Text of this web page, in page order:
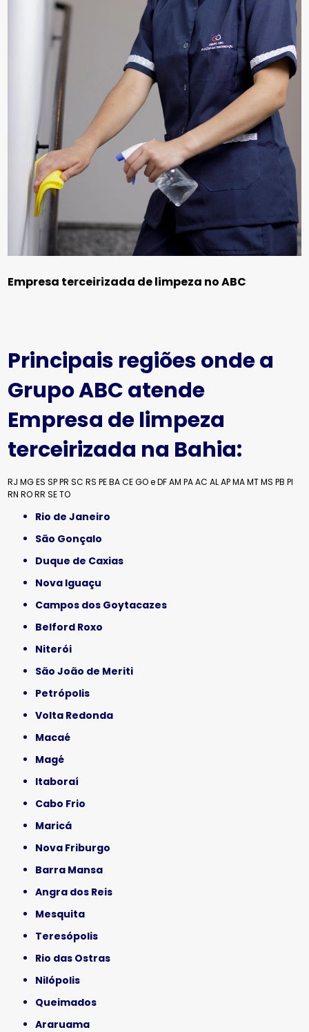
Empresa terceirizada de limpeza no ABC
Principais regiões onde a
Grupo ABC atende
Empresa de limpeza
terceirizada na Bahia:
RJ MGES SPPR SC RS PEBACEGO e DFAM PAAC ALAPMAMTMS PB PI
RN RORR SETO
Rio de Janeiro
São Gonçalo
Duque de Caxias
Nova Iguaçu
Campos dos Goytacazes
Belford Roxo
Niterói
São João de Meriti
Petrópolis
Volta Redonda
Macaé
Magé
Itaboraí
Cabo Frio
Maricá
Nova Friburgo
Barra Mansa
Angra dos Reis
Mesquita
Teresópolis
Rio das Ostras
Nilópolis
Queimados
Araruama